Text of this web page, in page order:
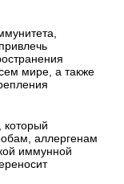
мире, а также
аллергенам
иммунной